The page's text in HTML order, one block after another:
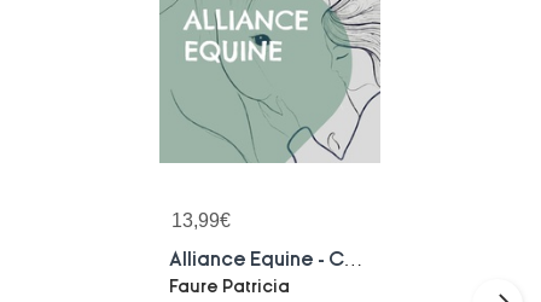
13,99€
Faure Patricia